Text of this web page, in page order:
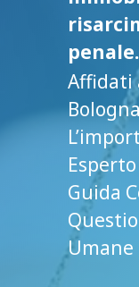
penale.
Affidati
Guida
Umane